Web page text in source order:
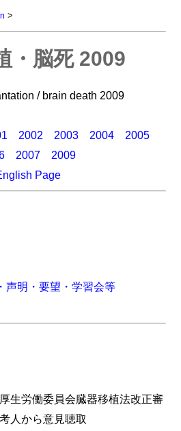
>
・脳死 2009
/ brain death 2009
2002 2003 2004
2005
2007
2009
Page
声明・要望・学習会等
生労働委員会臓器移植法改正審
人から意見聴取